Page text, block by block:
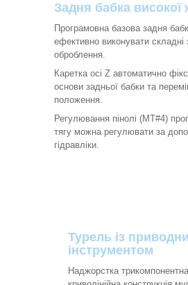
Задня бабка високої
Програмовна базова задня
ефективно виконувати складні
оброблення.
Каретка осі Z автоматично
основи задньої бабки та
положення.
Регулювання пінолі (MT#4)
тягу можна регулювати за
гідравліки.
Турель із
інструментом
Наджорстка трикомпонентна